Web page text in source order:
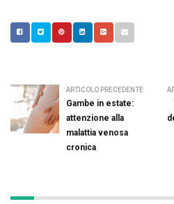
ARTICOLO PRECEDENTE
Gambe in estate:
attenzione alla
malattia venosa
cronica